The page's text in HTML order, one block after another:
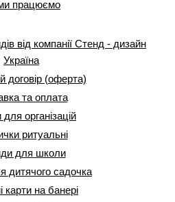
працюємо
від компанії Стенд - дизайн
Україна
договір (оферта)
та оплата
організацій
ритуальні
для школи
дитячого садочка
карти на банері